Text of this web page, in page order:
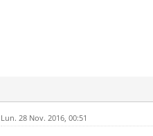
Lun. 28 Nov. 2016, 00:51